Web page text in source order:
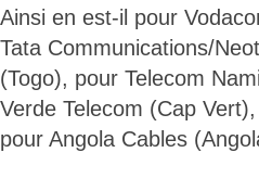
Ainsi en est-il pour
Tata Communications/
(Togo), pour Telecom
Verde Telecom (Cap
pour Angola Cables